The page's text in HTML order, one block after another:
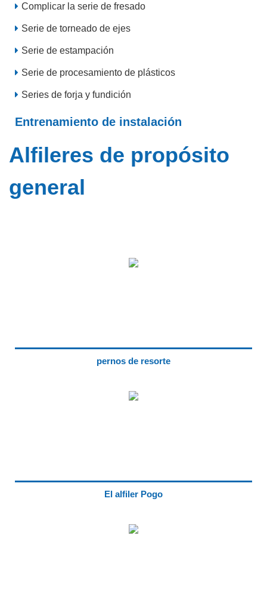
Complicar la serie de fresado
Serie de torneado de ejes
Serie de estampación
Serie de procesamiento de plásticos
Series de forja y fundición
Entrenamiento de instalación
Alfileres de propósito
general
pernos de resorte
El alfiler Pogo